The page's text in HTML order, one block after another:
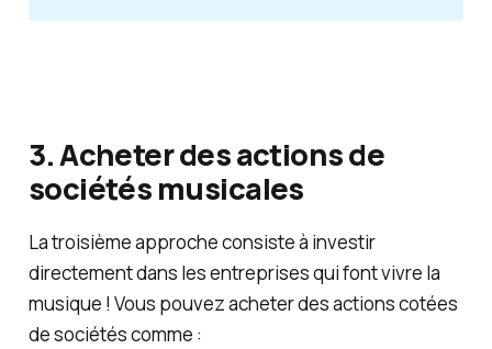
3. Acheter des actions de
sociétés musicales
La troisième approche consiste à investir
directement dans les entreprises qui font vivre la
musique ! Vous pouvez acheter des actions cotées
de sociétés comme :